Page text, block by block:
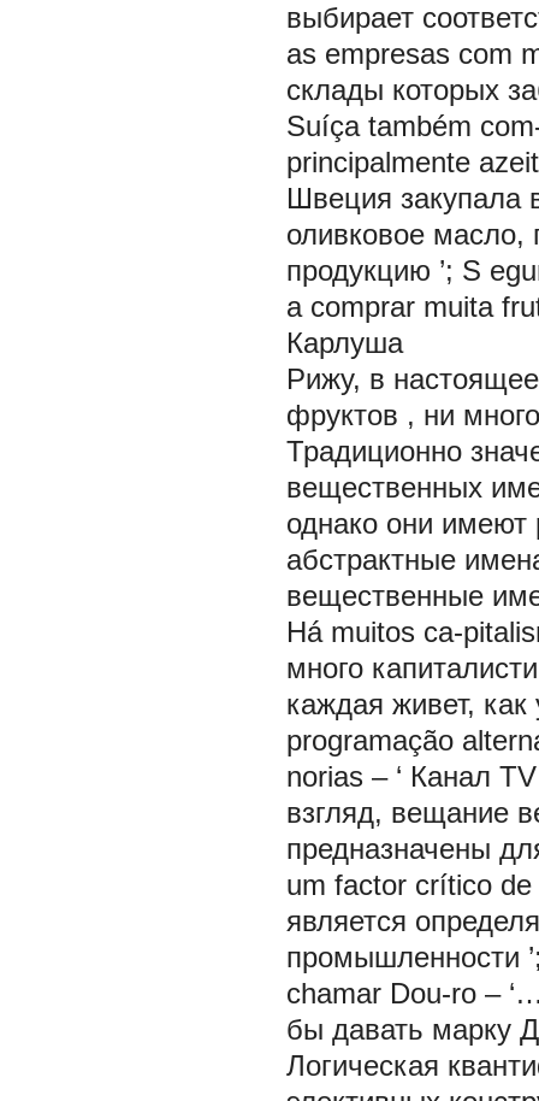
выбирает
as empresas com
склады которых
Suíça também
principalmente
Швеция закупала
оливковое масло,
продукцию ’; S
a comprar muita
Карлуша
Рижу, в
фруктов , ни
Традиционно
вещественных
однако они имеют
абстрактные
вещественные
Há muitos ca-
много
каждая живет, как
programação
norias – ‘ Канал
взгляд, вещание
предназначены
um factor crítico
является
промышленности
chamar Dou-ro –
бы давать марку
Логическая